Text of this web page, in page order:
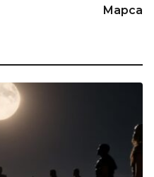
Марса